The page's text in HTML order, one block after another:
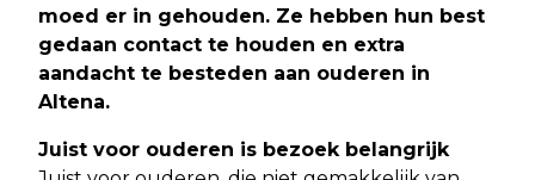
moed er in gehouden. Ze hebben hun best
gedaan contact te houden en extra
aandacht te besteden aan ouderen in
Altena.
Juist voor ouderen is bezoek belangrijk